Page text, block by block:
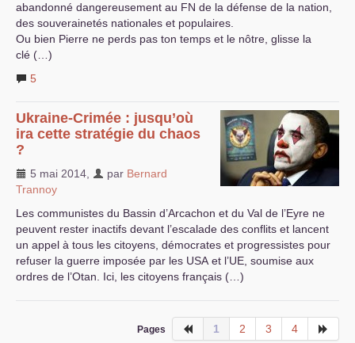
abandonné dangereusement au FN de la défense de la nation,
des souverainetés nationales et populaires.
Ou bien Pierre ne perds pas ton temps et le nôtre, glisse la
clé (…)
5
Ukraine-Crimée : jusqu’où
ira cette stratégie du chaos
?
5 mai 2014 par Bernard
Trannoy
Les communistes du Bassin d’Arcachon et du Val de l’Eyre ne
peuvent rester inactifs devant l’escalade des conflits et lancent
un appel à tous les citoyens, démocrates et progressistes pour
refuser la guerre imposée par les USA et l’UE , soumise aux
ordres de l’Otan. Ici, les citoyens français (…)
Pages 1 2 3 4